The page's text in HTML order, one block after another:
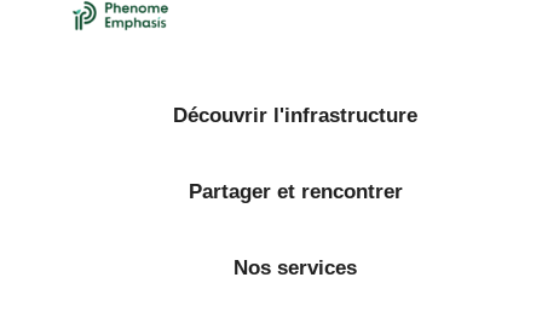
Découvrir l'infrastructure
Partager et rencontrer
Nos services